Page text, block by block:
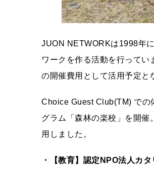
JUON NETWORKは1998年
ワークを作る活動を行って
の開催費用として活用予定と
Choice Guest Club(TM) での
グラム「森林の楽校」を開催
用しました。
・【教育】認定NPO法人カタ